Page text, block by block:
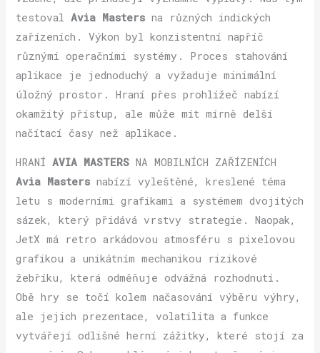
testovalAvia Masters na různých indických
zařízeních. Výkon byl konzistentní napříč
různými operačními systémy. Proces stahování
aplikace je jednoduchý a vyžaduje minimální
úložný prostor. Hraní přes prohlížeč nabízí
okamžitý přístup, ale může mít mírně delší
načítací časy než aplikace.
HRANÍAVIA MASTERS NA MOBILNÍCH ZAŘÍZENÍCH
Avia Masters nabízí vyleštěné, kreslené téma
letu s moderními grafikami a systémem dvojitých
sázek, který přidává vrstvy strategie. Naopak,
JetX má retro arkádovou atmosféru s pixelovou
grafikou a unikátním mechanikou rizikové
žebříku, která odměňuje odvážná rozhodnutí.
Obě hry se točí kolem načasování výběru výhry,
ale jejich prezentace, volatilita a funkce
vytvářejí odlišné herní zážitky, které stojí za